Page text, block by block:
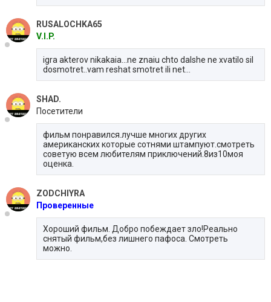
RUSALOCHKA65
V.I.P.
igra akterov nikakaia...ne znaiu chto dalshe ne xvatilo sil
dosmotret..vam reshat smotret ili net...
SHAD.
Посетители
фильм понравился.лучше многих других
американских которые сотнями штампуют.смотреть
советую всем любителям приключений.8из10моя
оценка.
ZODCHIYRA
Проверенные
Хороший фильм. Добро побеждает зло!Реально
снятый фильм,без лишнего пафоса. Смотреть
можно.